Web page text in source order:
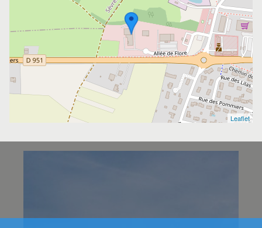
Leaflet